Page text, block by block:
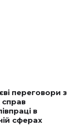
переговори з
справ
в
сферах